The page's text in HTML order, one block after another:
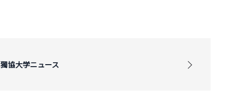
獨協大学ニュース